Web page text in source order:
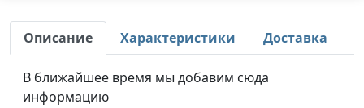
Описание Характеристики Доставка
В ближайшее время мы добавим сюда
информацию